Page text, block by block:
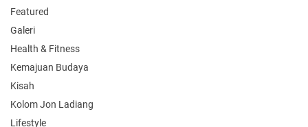
Featured
Galeri
Health & Fitness
Kemajuan Budaya
Kisah
Kolom Jon Ladiang
Lifestyle